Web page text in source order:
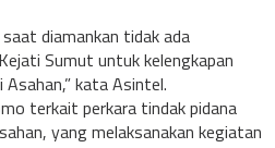
diamankan tidak ada
Sumut untuk kelengkapan
kata Asintel.
terkait perkara tindak pidana
yang melaksanakan kegiatan